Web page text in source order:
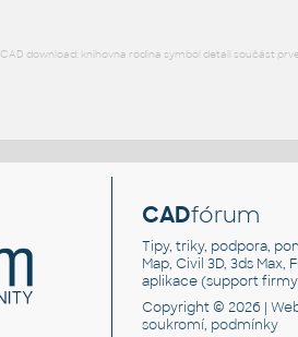
CAD download: knihovna rodina symbol detail součást
CADfórum
Tipy, triky, podpora,
Map, Civil 3D, 3ds
aplikace (support
Copyright © 2026 |
soukromí, podmínky